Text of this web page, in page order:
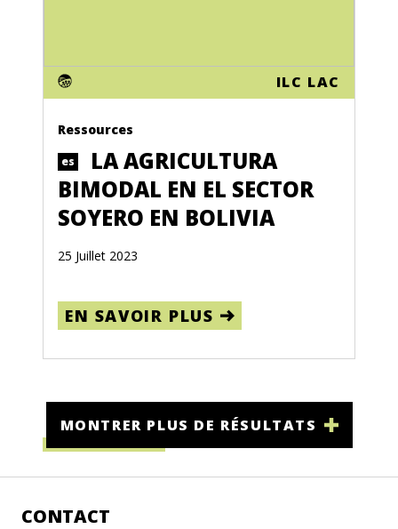
ILC LAC
Ressources
es
LA AGRICULTURA
BIMODAL EN EL SECTOR
SOYERO EN BOLIVIA
25 Juillet 2023
EN SAVOIR PLUS
MONTRER PLUS DE RÉSULTATS
CONTACT